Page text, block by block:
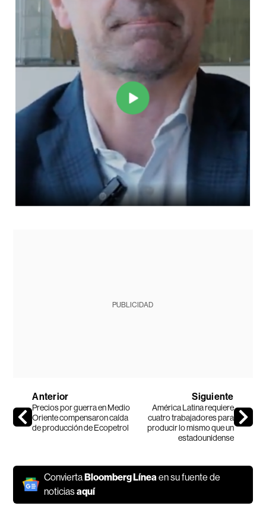
PUBLICIDAD
Anterior
Precios por guerra en Medio
Oriente compensaron caída
de producción de Ecopetrol
Siguiente
América Latina requiere
cuatro trabajadores para
producir lo mismo que un
estadounidense
ConviertaBloomberg Línea en su fuente de
noticiasaquí